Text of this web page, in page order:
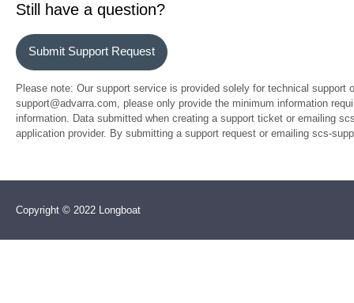
Still have a question?
Submit Support Request
Please note: Our support service is provided solely for technical
support@advarra.com, please only provide the minimum information
information. Data submitted when creating a support ticket or emailing
application provider. By submitting a support request or emailing scs-
Copyright © 2022 Longboat